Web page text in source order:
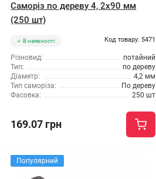
Саморіз по дереву 4, 2x90 мм
(250 шт)
В наявності Код товару: 5471
Різновид:
потайний
Тип:
по дереву
Діаметр:
4,2 мм
Тип саморіза:
По дереву
Фасовка:
250 шт
169.07 грн
Популярний